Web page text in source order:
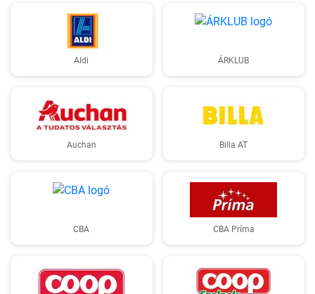
Aldi ÁRKLUB
Auchan Billa AT
CBA CBA Príma